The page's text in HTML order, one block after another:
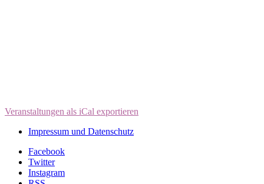
Veranstaltungen als iCal exportieren
Impressum und Datenschutz
Facebook
Twitter
Instagram